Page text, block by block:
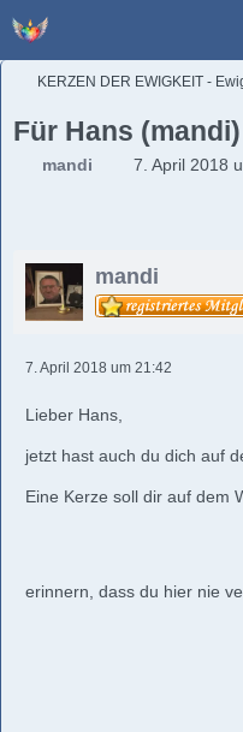
KERZEN DER EWIGKEIT -
Für Hans (mandi)
mandi 7. April 2018
mandi
7. April 2018 um 21:42
Lieber Hans,
jetzt hast auch du dich auf
Eine Kerze soll dir auf dem
erinnern, dass du hier nie